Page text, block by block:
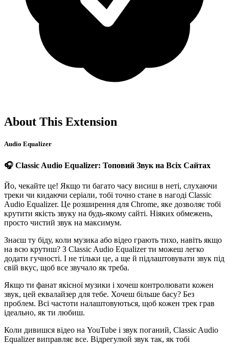
About This Extension
Audio Equalizer
🎧 Classic Audio Equalizer: Топовий Звук на Всіх Сайтах
Йо, чекайте це! Якщо ти багато часу висиш в неті, слухаючи
треки чи кидаючи серіали, тобі точно стане в нагоді Classic
Audio Equalizer. Це розширення для Chrome, яке дозволяє тобі
крутити якість звуку на будь-якому сайті. Ніяких обмежень,
просто чистий звук на максимум.
Знаєш ту біду, коли музика або відео грають тихо, навіть якщо
на всю крутиш? З Classic Audio Equalizer ти можеш легко
додати гучності. І не тільки це, а ще й підлаштовувати звук під
свій вкус, щоб все звучало як треба.
Якщо ти фанат якісної музики і хочеш контролювати кожен
звук, цей еквалайзер для тебе. Хочеш більше басу? Без
проблем. Всі частоти налаштовуються, щоб кожен трек грав
ідеально, як ти любиш.
Коли дивишся відео на YouTube і звук поганий, Classic Audio
Equalizer виправляє все. Відрегулюй звук так, як тобі